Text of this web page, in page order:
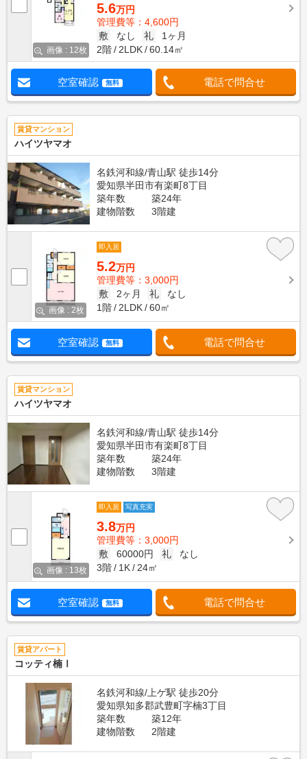
画像 : 12枚
5.6万円
管理費等：4,600円
敷
なし 礼
1ヶ月
2階
2LDK 60.14㎡
空室確認 無料 電話で問合せ
賃貸マンション
ハイツヤマオ
名鉄河和線/青山駅 徒歩14分
愛知県半田市有楽町8丁目
築年数
築24年
建物階数
3階建
画像 : 2枚
即入居
5.2万円
管理費等：3,000円
敷
2ヶ月 礼
なし
1階
2LDK 60㎡
空室確認 無料 電話で問合せ
賃貸マンション
ハイツヤマオ
名鉄河和線/青山駅 徒歩14分
愛知県半田市有楽町8丁目
築年数
築24年
建物階数
3階建
画像 : 13枚
即入居 写真充実
3.8万円
管理費等：3,000円
敷
60000円 礼
なし
3階
1K 24㎡
空室確認 無料 電話で問合せ
賃貸アパート
コッティ楠Ⅰ
名鉄河和線/上ゲ駅 徒歩20分
愛知県知多郡武豊町字楠3丁目
築年数
築12年
建物階数
2階建